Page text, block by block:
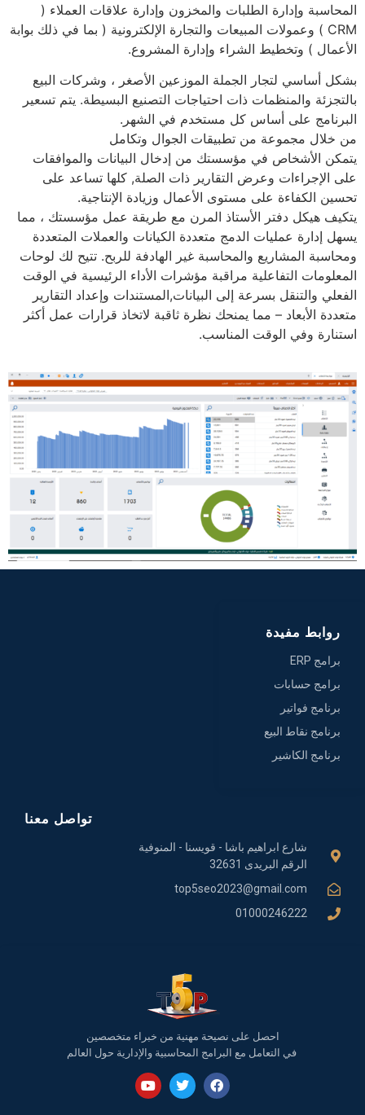
المحاسبة وإدارة الطلبات والمخزون وإدارة علاقات العملاء (
CRM ) وعمولات المبيعات والتجارة الإلكترونية ( بما في ذلك بوابة
الأعمال ) وتخطيط الشراء وإدارة المشروع.
بشكل أساسي لتجار الجملة الموزعين الأصغر ، وشركات البيع
بالتجزئة والمنظمات ذات احتياجات التصنيع البسيطة. يتم تسعير
البرنامج على أساس كل مستخدم في الشهر.
من خلال مجموعة من تطبيقات الجوال وتكامل
يتمكن الأشخاص في مؤسستك من إدخال البيانات والموافقات
على الإجراءات وعرض التقارير ذات الصلة, كلها تساعد على
تحسين الكفاءة على مستوى الأعمال وزيادة الإنتاجية.
يتكيف هيكل دفتر الأستاذ المرن مع طريقة عمل مؤسستك ، مما
يسهل إدارة عمليات الدمج متعددة الكيانات والعملات المتعددة
ومحاسبة المشاريع والمحاسبة غير الهادفة للربح. تتيح لك لوحات
المعلومات التفاعلية مراقبة مؤشرات الأداء الرئيسية في الوقت
الفعلي والتنقل بسرعة إلى البيانات,المستندات وإعداد التقارير
متعددة الأبعاد – مما يمنحك نظرة ثاقبة لاتخاذ قرارات عمل أكثر
استنارة وفي الوقت المناسب.
احصل على نصيحة مهنية من خبراء متخصصين
في التعامل مع البرامج المحاسبية والإدارية حول العالم
تواصل معنا
شارع ابراهيم باشا - قويسنا - المنوفية
الرقم البريدى 32631
top5seo2023@gmail.com
01000246222
روابط مفيدة
برامج ERP
برامج حسابات
برنامج فواتير
برنامج نقاط البيع
برنامج الكاشير